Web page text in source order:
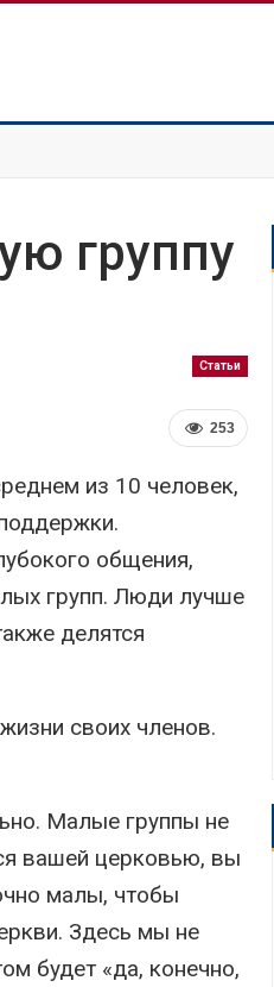
группу
Статьи
253
из 10 человек,
общения,
групп. Люди лучше
делятся
своих членов.
Малые группы не
вашей церковью, вы
малы, чтобы
Здесь мы не
будет «да, конечно,